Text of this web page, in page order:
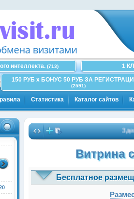
интеллекта. (713)
1
150 РУБ x БОНУС 50 РУБ ЗА
(2591)
Статистика Каталог сайтов
Здесь
Витрина
Бесплатное